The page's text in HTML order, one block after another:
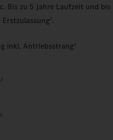
Bis zu 5 Jahre Laufzeit und bis
2.
inkl. Antriebsstrang3
3
5